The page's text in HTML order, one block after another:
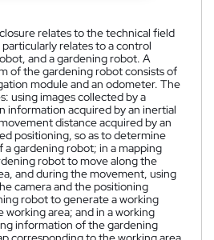
relates to the technical field
relates to a control
and a gardening robot. A
of the gardening robot consists of
module and an odometer. The
using images collected by a
information acquired by an inertial
distance acquired by an
positioning, so as to determine
gardening robot; in a mapping
robot to move along the
and during the movement, using
camera and the positioning
robot to generate a working
area; and in a working
information of the gardening